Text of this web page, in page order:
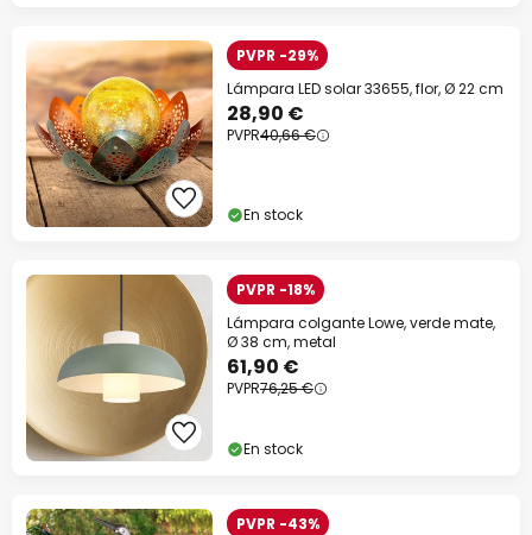
PVPR -29%
Lámpara LED solar 33655, flor, Ø 22 cm
28,90 €
PVPR40,66 €
En stock
PVPR -18%
Lámpara colgante Lowe, verde mate,
Ø 38 cm, metal
61,90 €
PVPR76,25 €
En stock
PVPR -43%